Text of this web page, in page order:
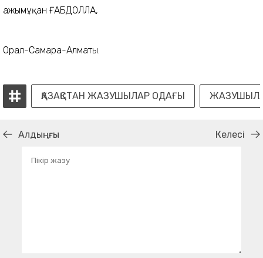
Қажымұқан ҒАБДОЛЛА,
Орал-Самара-Алматы.
ҚАЗАҚСТАН ЖАЗУШЫЛАР ОДАҒЫ
Алдыңғы Келесі